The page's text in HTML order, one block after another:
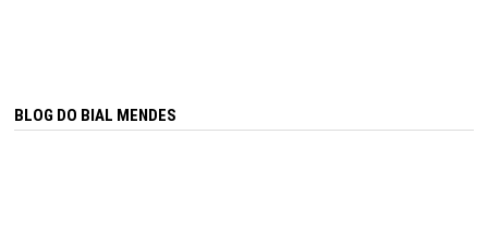
BLOG DO BIAL MENDES